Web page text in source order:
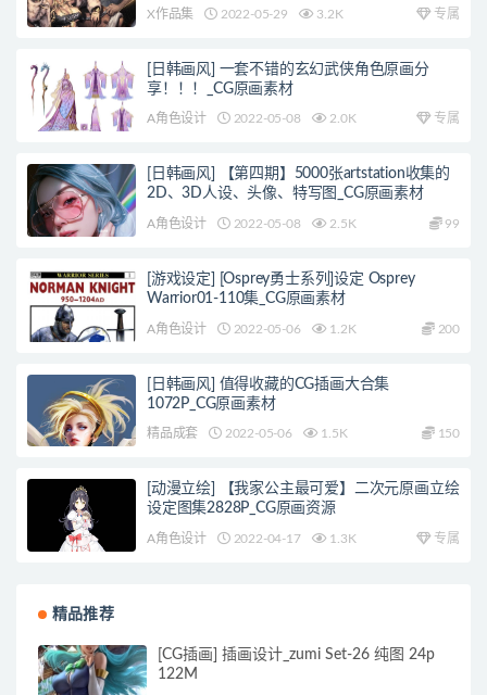
X作品集 2022-05-29 3.2K 专属
[日韩画风] 一套不错的玄幻武侠角色原画分
享！！！_CG原画素材
A角色设计 2022-05-08 2.0K 专属
[日韩画风] 【第四期】5000张artstation收集的
2D、3D人设、头像、特写图_CG原画素材
A角色设计 2022-05-08 2.5K 99
[游戏设定] [Osprey勇士系列]设定 Osprey
Warrior01-110集_CG原画素材
A角色设计 2022-05-06 1.2K 200
[日韩画风] 值得收藏的CG插画大合集
1072P_CG原画素材
精品成套 2022-05-06 1.5K 150
[动漫立绘] 【我家公主最可爱】二次元原画立绘
设定图集2828P_CG原画资源
A角色设计 2022-04-17 1.3K 专属
精品推荐
[CG插画] 插画设计_zumi Set-26 纯图 24p
122M